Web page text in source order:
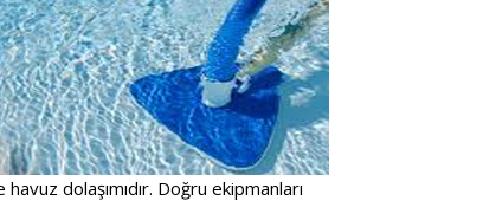
dolaşımıdır. Doğru ekipmanları